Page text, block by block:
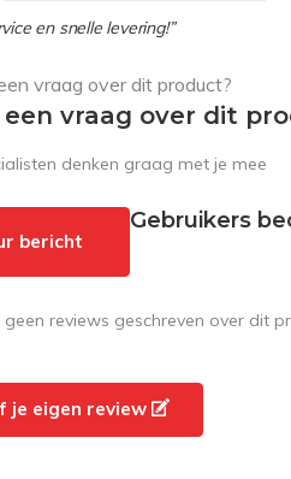
en snelle levering!”
een vraag over dit
denken graag met je mee
bericht
Gebruikers
geen reviews geschreven over dit
je eigen review